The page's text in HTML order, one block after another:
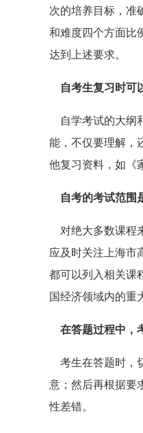
次的培养目标，准
和难度四个方面比
达到上述要求。
自考生复习时可
自学考试的大纲
能，不仅要理解，
他复习资料，如《
自考的考试范围
对绝大多数课程
应及时关注上海市
都可以列入相关课
国经济领域内的重
在答题过程中，
考生在答题时，
意；然后再根据要
性差错。